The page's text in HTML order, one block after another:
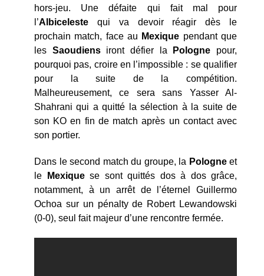
hors-jeu. Une défaite qui fait mal pour
l’Albiceleste qui va devoir réagir dès le
prochain match, face au Mexique pendant que
les Saoudiensiront défier la Pologne pour,
pourquoi pas, croire en l’impossible : se qualifier
pour la suite de la compétition.
Malheureusement, ce sera sans Yasser Al-
Shahrani qui a quitté la sélection à la suite de
son KO en fin de match après un contact avec
son portier.
Dans le second match du groupe, la Pologneet
le
Mexiquese sont quittés dos à dos grâce,
notamment, à un arrêt de l’éternel Guillermo
Ochoa sur un pénalty de Robert Lewandowski
(0-0), seul fait majeur d’une rencontre fermée.